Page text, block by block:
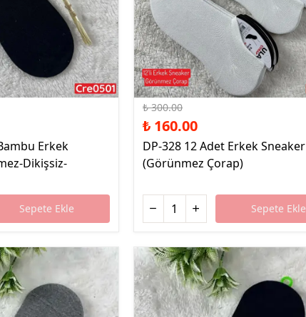
Erkek
Dikişsiz-
Sepete Ekle
%47 İndirim
₺ 300.00
₺ 160.00
DP-328 12 Adet Erkek Sneaker
(Görünmez Çorap)
Sepete Ekle